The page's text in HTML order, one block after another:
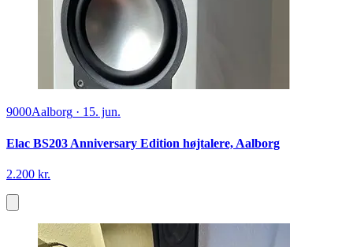
9000Aalborg · 15. jun.
Elac BS203 Anniversary Edition højtalere, Aalborg
2.200 kr.